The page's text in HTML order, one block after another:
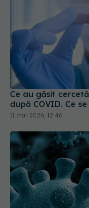
Ce au găsit
după COVID. Ce
11 mar 2026, 12:46